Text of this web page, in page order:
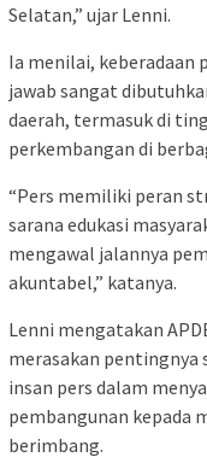
Selatan,” ujar Lenni.
Ia menilai, keberadaan
jawab sangat
daerah, termasuk di
perkembangan di
“Pers memiliki peran
sarana edukasi
mengawal jalannya
akuntabel,” katanya.
Lenni mengatakan
merasakan pentingnya
insan pers dalam
pembangunan kepada
berimbang.